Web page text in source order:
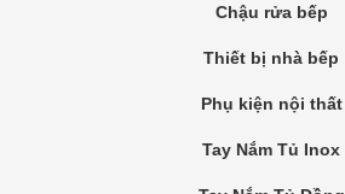
Chậu rửa bếp
Thiết bị nhà bếp
Phụ kiện nội thất
Tay Nắm Tủ Inox